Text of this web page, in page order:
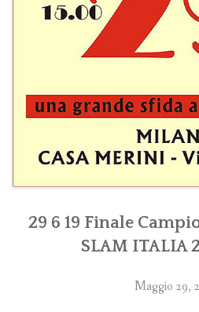
29 6 19 Finale
SLAM ITALIA
Maggio 29,